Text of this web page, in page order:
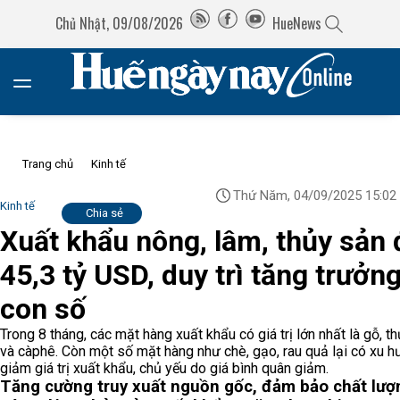
Chủ Nhật, 09/08/2026 HueNews
Trang chủ Kinh tế
Kinh tế
Thứ Năm, 04/09/2025 15:02
Chia sẻ
Xuất khẩu nông, lâm, thủy sản
45,3 tỷ USD, duy trì tăng
con số
Trong 8 tháng, các mặt hàng xuất khẩu có giá trị lớn nhất là gỗ,
và càphê. Còn một số mặt hàng như chè, gạo, rau quả lại có xu
giảm giá trị xuất khẩu, chủ yếu do giá bình quân giảm.
Tăng cường truy xuất nguồn gốc, đảm bảo chất